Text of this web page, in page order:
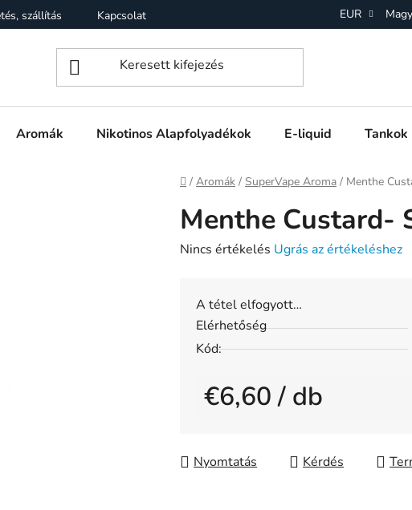
szállítás Kapcsolat Üzleti feltételek (ÁSZF)
EUR
Aromák Nikotinos Alapfolyadékok E-liquid
Kezdőlap
/ Aromák / SuperVape Aroma / Menthe
Menthe Custard-
A
értékelése
ből
csillag.
Nincs értékelés Ugrás az értékeléshez
A tétel elfogyott…
Elérhetőség
Kód:
€6,60/ db
Nyomtatás Kérdés